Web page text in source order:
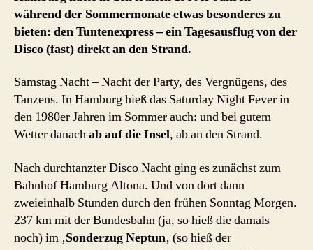
während der Sommermonate etwas besonderes zu
bieten: den Tuntenexpress – ein Tagesausflug von der
Disco (fast) direkt an den Strand.
Samstag Nacht – Nacht der Party, des Vergnügens, des
Tanzens. In Hamburg hieß das Saturday Night Fever in
den 1980er Jahren im Sommer auch: und bei gutem
Wetter danachab auf die Insel, ab an den Strand.
Nach durchtanzter Disco Nacht ging es zunächst zum
Bahnhof Hamburg Altona. Und von dort dann
zweieinhalb Stunden durch den frühen Sonntag Morgen.
237 km mit der Bundesbahn (ja, so hieß die damals
noch) im ‚Sonderzug Neptun‚ (so hieß der